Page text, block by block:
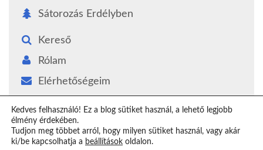
Sátorozás Erdélyben
Kereső
Rólam
Elérhetőségeim
Epilógus
Kedves felhasználó! Ez a blog sütiket használ, a lehető legjobb
élmény érdekében.
Tudjon meg többet arról, hogy milyen sütiket használ, vagy akár
ki/be kapcsolhatja a beállítások oldalon.